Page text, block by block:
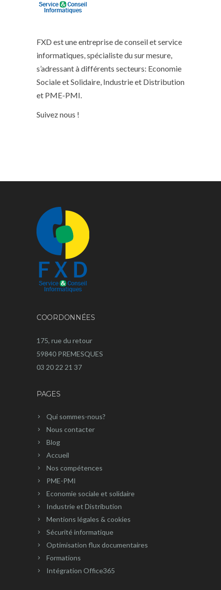
FXD est une entreprise de conseil et service
informatiques, spécialiste du sur mesure,
s’adressant à différents secteurs: Economie
Sociale et Solidaire, Industrie et Distribution
et PME-PMI.
Suivez nous !
COORDONNÉES
175, rue du retour
59840 PREMESQUES
03 20 22 21 37
PAGES
Qui sommes-nous?
Nous contacter
Blog
Accueil
Nos compétences
PME-PMI
Economie sociale et solidaire
Industrie et Distribution
Mentions légales & cookies
Sécurité informatique
Optimisation flux documentaires
Formations
Intégration Office365